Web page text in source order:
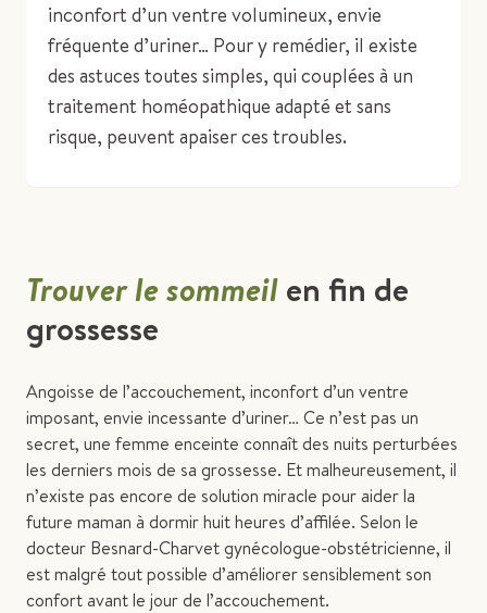
inconfort d’un ventre volumineux, envie
fréquente d’uriner… Pour y remédier, il existe
des astuces toutes simples, qui couplées à un
traitement homéopathique adapté et sans
risque, peuvent apaiser ces troubles.
Trouver le sommeilen fin de
grossesse
Angoisse de l’accouchement, inconfort d’un ventre
imposant, envie incessante d’uriner… Ce n’est pas un
secret, une femme enceinte connaît des nuits perturbées
les derniers mois de sa grossesse. Et malheureusement, il
n’existe pas encore de solution miracle pour aider la
future maman à dormir huit heures d’affilée. Selon le
docteur Besnard-Charvet gynécologue-obstétricienne, il
est malgré tout possible d’améliorer sensiblement son
confort avant le jour de l’accouchement.